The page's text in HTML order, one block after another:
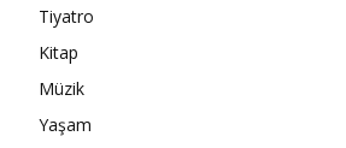
Tiyatro
Kitap
Müzik
Yaşam